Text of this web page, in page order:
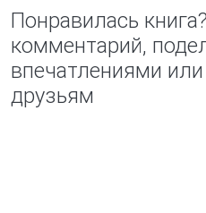
Понравилась
комментарий,
впечатлениями
друзьям